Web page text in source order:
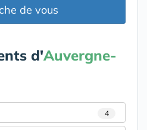
de vous
d'Auvergne-
4